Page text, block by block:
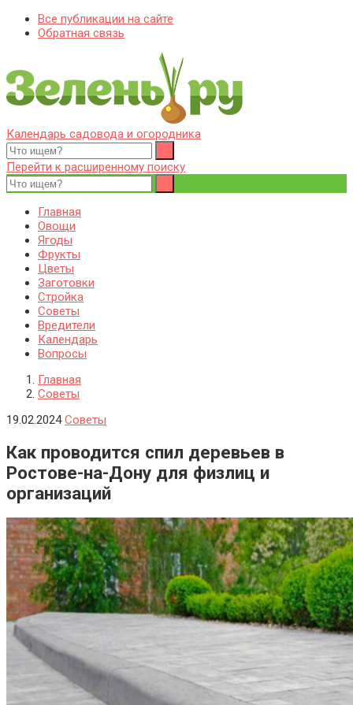
Все публикации на сайте
Обратная связь
Zelenj.ru – все про садоводство, земледелие, фермерство и
птицеводство
Особенности садоводства, земледелия, фермерства и
птицеводства. Выращивания культур, сбор и хранение урожая.
Уход за дачным участком, деревьями и кустами. Полезные
советы дачникам и садоводам
Календарь садовода и огородника
Перейти к расширенному поиску
Главная
Овощи
Ягоды
Фрукты
Цветы
Заготовки
Стройка
Советы
Вредители
Календарь
Вопросы
Главная
Советы
19.02.2024 Советы
Как проводится спил деревьев в
Ростове-на-Дону для физлиц и
организаций